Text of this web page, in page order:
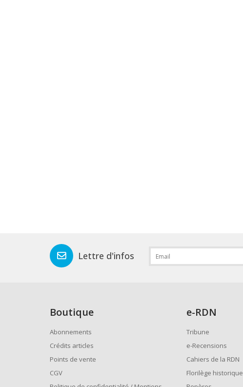
Lettre d'infos
Boutique
Abonnements
Crédits articles
Points de vente
CGV
e-RDN
Tribune
e-Recensions
Cahiers de la RDN
Florilège historique